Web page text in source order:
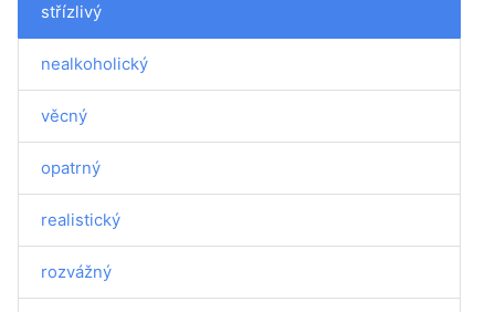
střízlivý
nealkoholický
věcný
opatrný
realistický
rozvážný